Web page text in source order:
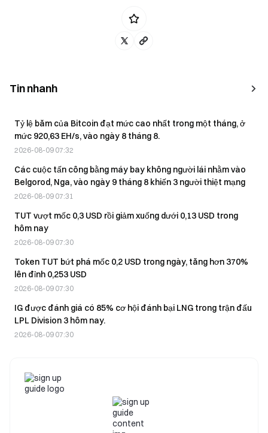
Tin nhanh
Tỷ lệ băm của Bitcoin đạt mức cao nhất trong một tháng, ở
mức 920,63 EH/s, vào ngày 8 tháng 8.
2026-08-09 07:32
Các cuộc tấn công bằng máy bay không người lái nhằm vào
Belgorod, Nga, vào ngày 9 tháng 8 khiến 3 người thiệt mạng
2026-08-09 07:31
TUT vượt mốc 0,3 USD rồi giảm xuống dưới 0,13 USD trong
hôm nay
2026-08-09 07:30
Token TUT bứt phá mốc 0,2 USD trong ngày, tăng hơn 370%
lên đỉnh 0,253 USD
2026-08-09 07:30
IG được đánh giá có 85% cơ hội đánh bại LNG trong trận đấu
LPL Division 3 hôm nay.
2026-08-09 07:30